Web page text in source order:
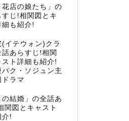
花店の娘たち」の
すじ!相関図とキ
細も紹介!
(イテウォン)クラ
話あらすじ!相関
スト詳細も紹介!
パク・ソジュン主
ラマ
の結婚」の全話あ
関図とキャスト
介!